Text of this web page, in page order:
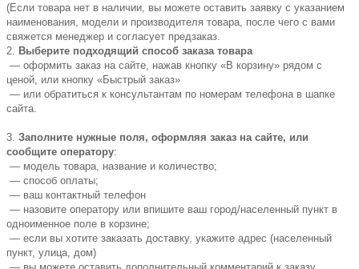
(Если товара нет в наличии, вы можете оставить заявку с указанием
наименования, модели и производителя товара, после чего с вами
свяжется менеджер и согласует предзаказ.
2.
Выберите подходящий способ заказа товара
— оформить заказ на сайте, нажав кнопку «В корзину» рядом с
ценой, или кнопку «Быстрый заказ»
— или обратиться к консультантам по номерам телефона в шапке
сайта.
3. Заполните нужные поля, оформляя заказ на сайте, или
сообщите оператору:
— модель товара, название и количество;
— способ оплаты;
— ваш контактный телефон
— назовите оператору или впишите ваш город/населенный пункт в
одноименное поле в корзине;
— если вы хотите заказать доставку, укажите адрес (населенный
пункт, улица, дом)